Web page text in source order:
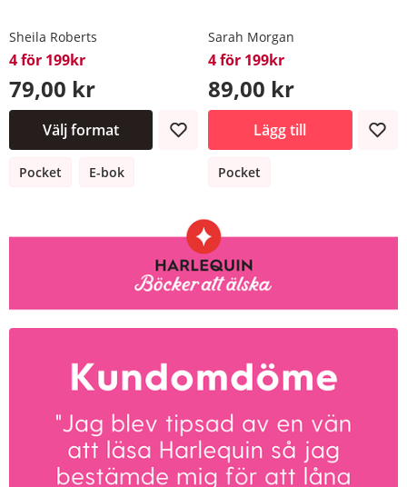
Sheila Roberts
4 för 199kr
79,00 kr
Välj format
Pocket E-bok
Sarah Morgan
4 för 199kr
89,00 kr
Lägg till
Pocket